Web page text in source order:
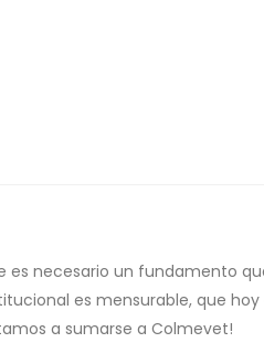
necesario un fundamento
es mensurable, que
a sumarse a Colmevet!